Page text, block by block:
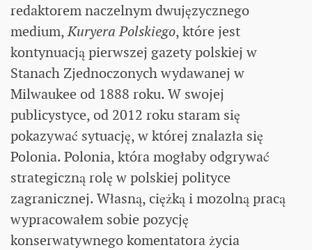
redaktorem naczelnym dwujęzycznego
medium,Kuryera Polskiego, które jest
kontynuacją pierwszej gazety polskiej w
Stanach Zjednoczonych wydawanej w
Milwaukee od 1888 roku. W swojej
publicystyce, od 2012 roku staram się
pokazywać sytuację, w której znalazła się
Polonia. Polonia, która mogłaby odgrywać
strategiczną rolę w polskiej polityce
zagranicznej. Własną, ciężką i mozolną pracą
wypracowałem sobie pozycję
konserwatywnego komentatora życia